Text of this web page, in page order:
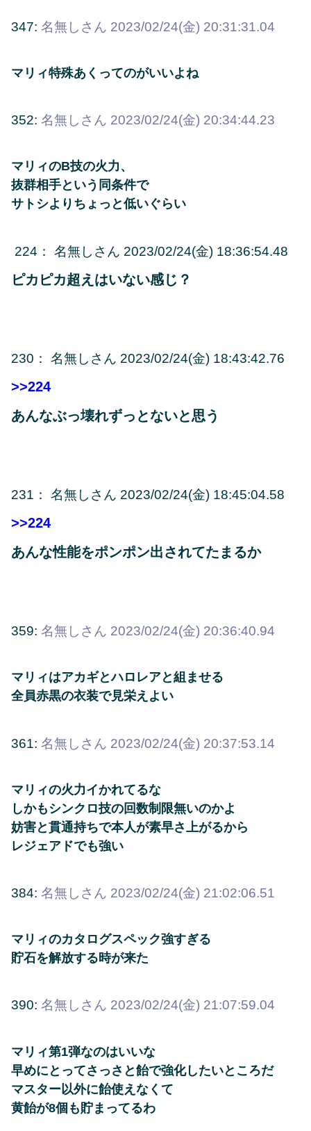
347: 名無しさん 2023/02/24(金) 20:31:31.04
マリィ特殊あくってのがいいよね
352: 名無しさん 2023/02/24(金) 20:34:44.23
マリィのB技の火力、
抜群相手という同条件で
サトシよりちょっと低いぐらい
224 ： 名無しさん 2023/02/24(金) 18:36:54.48
ピカピカ超えはいない感じ？
230 ： 名無しさん 2023/02/24(金) 18:43:42.76
>>224
あんなぶっ壊れずっとないと思う
231 ： 名無しさん 2023/02/24(金) 18:45:04.58
>>224
あんな性能をポンポン出されてたまるか
359: 名無しさん 2023/02/24(金) 20:36:40.94
マリィはアカギとハロレアと組ませる
全員赤黒の衣装で見栄えよい
361: 名無しさん 2023/02/24(金) 20:37:53.14
マリィの火力イかれてるな
しかもシンクロ技の回数制限無いのかよ
妨害と貫通持ちで本人が素早さ上がるから
レジェアドでも強い
384: 名無しさん 2023/02/24(金) 21:02:06.51
マリィのカタログスペック強すぎる
貯石を解放する時が来た
390: 名無しさん 2023/02/24(金) 21:07:59.04
マリィ第1弾なのはいいな
早めにとってさっさと飴で強化したいところだ
マスター以外に飴使えなくて
黄飴が8個も貯まってるわ